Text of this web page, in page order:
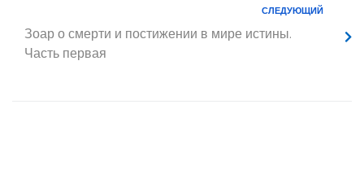
СЛЕДУЮЩИЙ
Зоар о смерти и постижении в мире истины.
Часть первая